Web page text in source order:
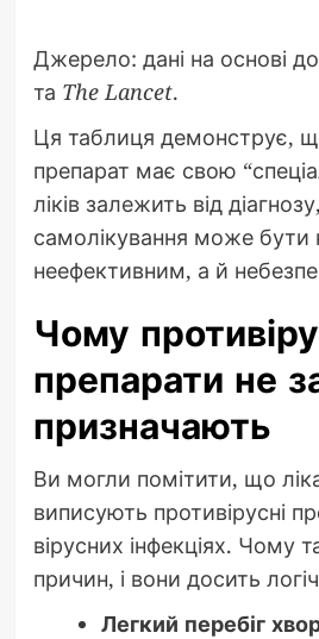
Джерело: дані на основі
та The Lancet.
Ця таблиця демонструє,
препарат має свою
ліків залежить від
самолікування може бути
неефективним, а й
Чому
препарати не
призначають
Ви могли помітити, що
виписують противірусні
вірусних інфекціях. Чому
причин, і вони досить
Легкий перебіг